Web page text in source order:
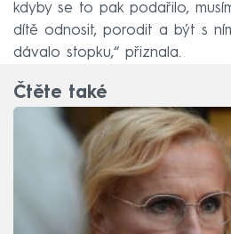
kdyby se to pak podařilo,
dítě odnosit, porodit a být s
dávalo stopku,“ přiznala.
Čtěte také